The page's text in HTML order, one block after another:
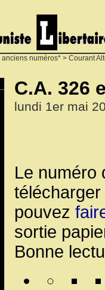
anciens numéros* > Courant
C.A. 326
lundi 1er mai
Le numéro
pouvez
sortie
Bonne